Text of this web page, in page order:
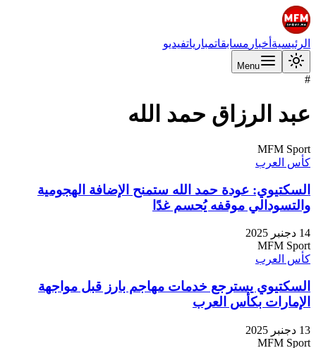
الرئيسية أخبار مسابقاتمبارياتفيديو
Menu
#
عبد الرزاق حمد الله
MFM Sport
كأس العرب
السكتيوي: عودة حمد الله ستمنح الإضافة الهجومية
والتسودالي موقفه يُحسم غدًا
14 دجنبر 2025
MFM Sport
كأس العرب
السكتيوي يسترجع خدمات مهاجم بارز قبل مواجهة
الإمارات بكأس العرب
13 دجنبر 2025
MFM Sport